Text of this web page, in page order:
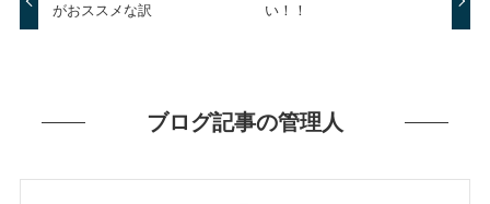
がおススメな訳
い！！
ブログ記事の管理人